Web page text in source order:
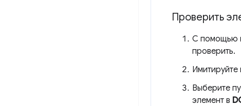
Проверить
С помощью
проверить.
Выберите
элемент в